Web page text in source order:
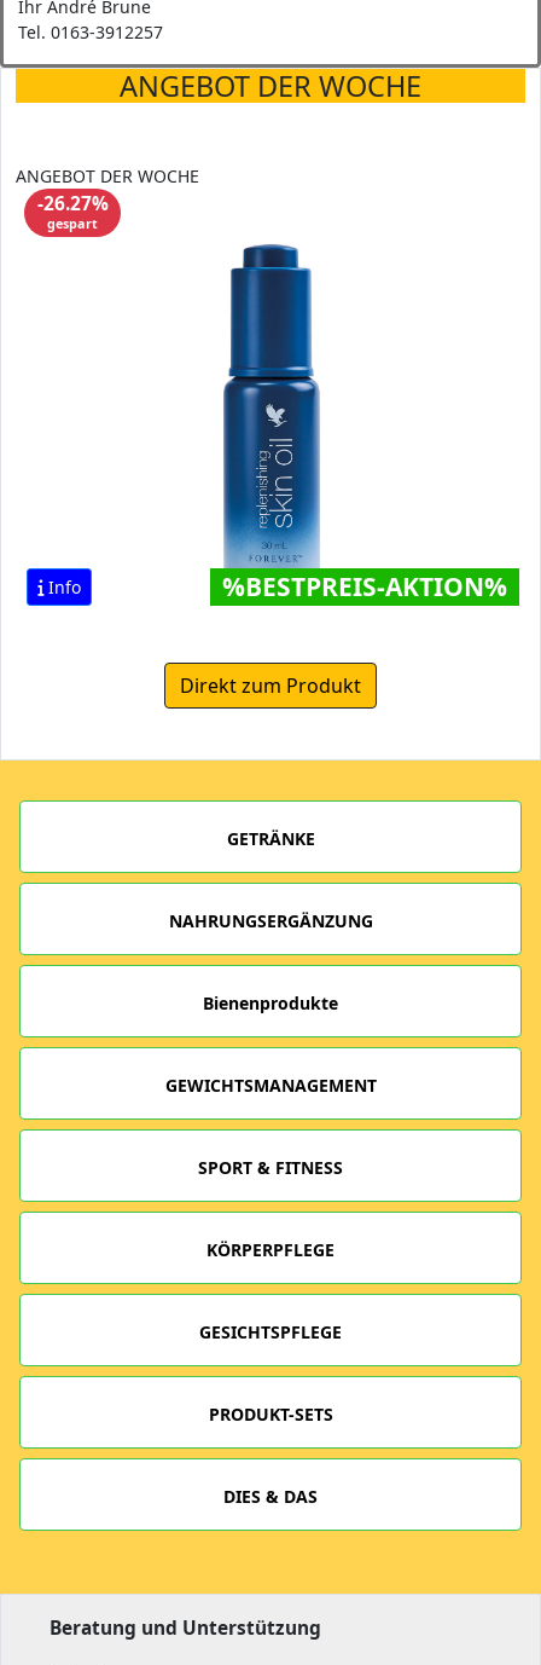
Ihr André Brune
Tel. 0163-3912257
ANGEBOT DER WOCHE
ANGEBOT DER WOCHE
-26.27%
gespart
Info %BESTPREIS-AKTION%
Direkt zum Produkt
GETRÄNKE
NAHRUNGSERGÄNZUNG
Bienenprodukte
GEWICHTSMANAGEMENT
SPORT & FITNESS
KÖRPERPFLEGE
GESICHTSPFLEGE
PRODUKT-SETS
DIES & DAS
Beratung und Unterstützung